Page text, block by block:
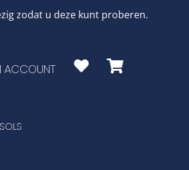
zodat u deze kunt proberen.
ACCOUNT